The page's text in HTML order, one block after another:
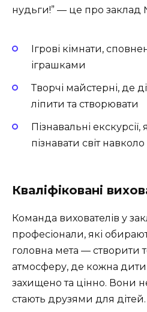
нудьги!” — це про заклад
Ігрові кімнати,
іграшками
Творчі майстерні, де
ліпити та створювати
Пізнавальні
пізнавати світ
Кваліфіковані
Команда вихователів у
професіонали, які
головна мета — створити
атмосферу, де кожна
захищено та цінно. Вони
стають друзями для дітей.